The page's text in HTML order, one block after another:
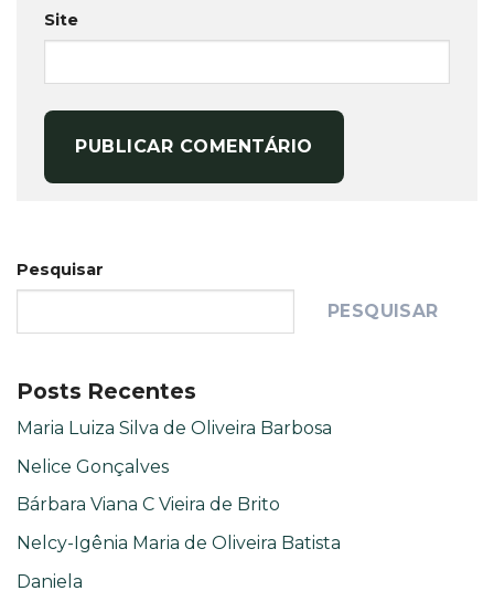
Site
Pesquisar
PESQUISAR
Posts Recentes
Maria Luiza Silva de Oliveira Barbosa
Nelice Gonçalves
Bárbara Viana C Vieira de Brito
Nelcy-Igênia Maria de Oliveira Batista
Daniela